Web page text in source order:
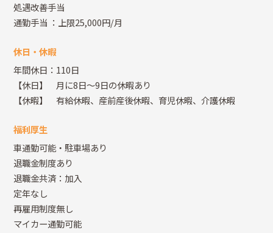
処遇改善手当
通勤手当 ：上限25,000円/月
休日・休暇
年間休日：110日
【休日】 月に8日～9日の休暇あり
【休暇】 有給休暇、産前産後休暇、育児休暇、介護休暇
福利厚生
車通勤可能・駐車場あり
退職金制度あり
退職金共済：加入
定年なし
再雇用制度無し
マイカー通勤可能